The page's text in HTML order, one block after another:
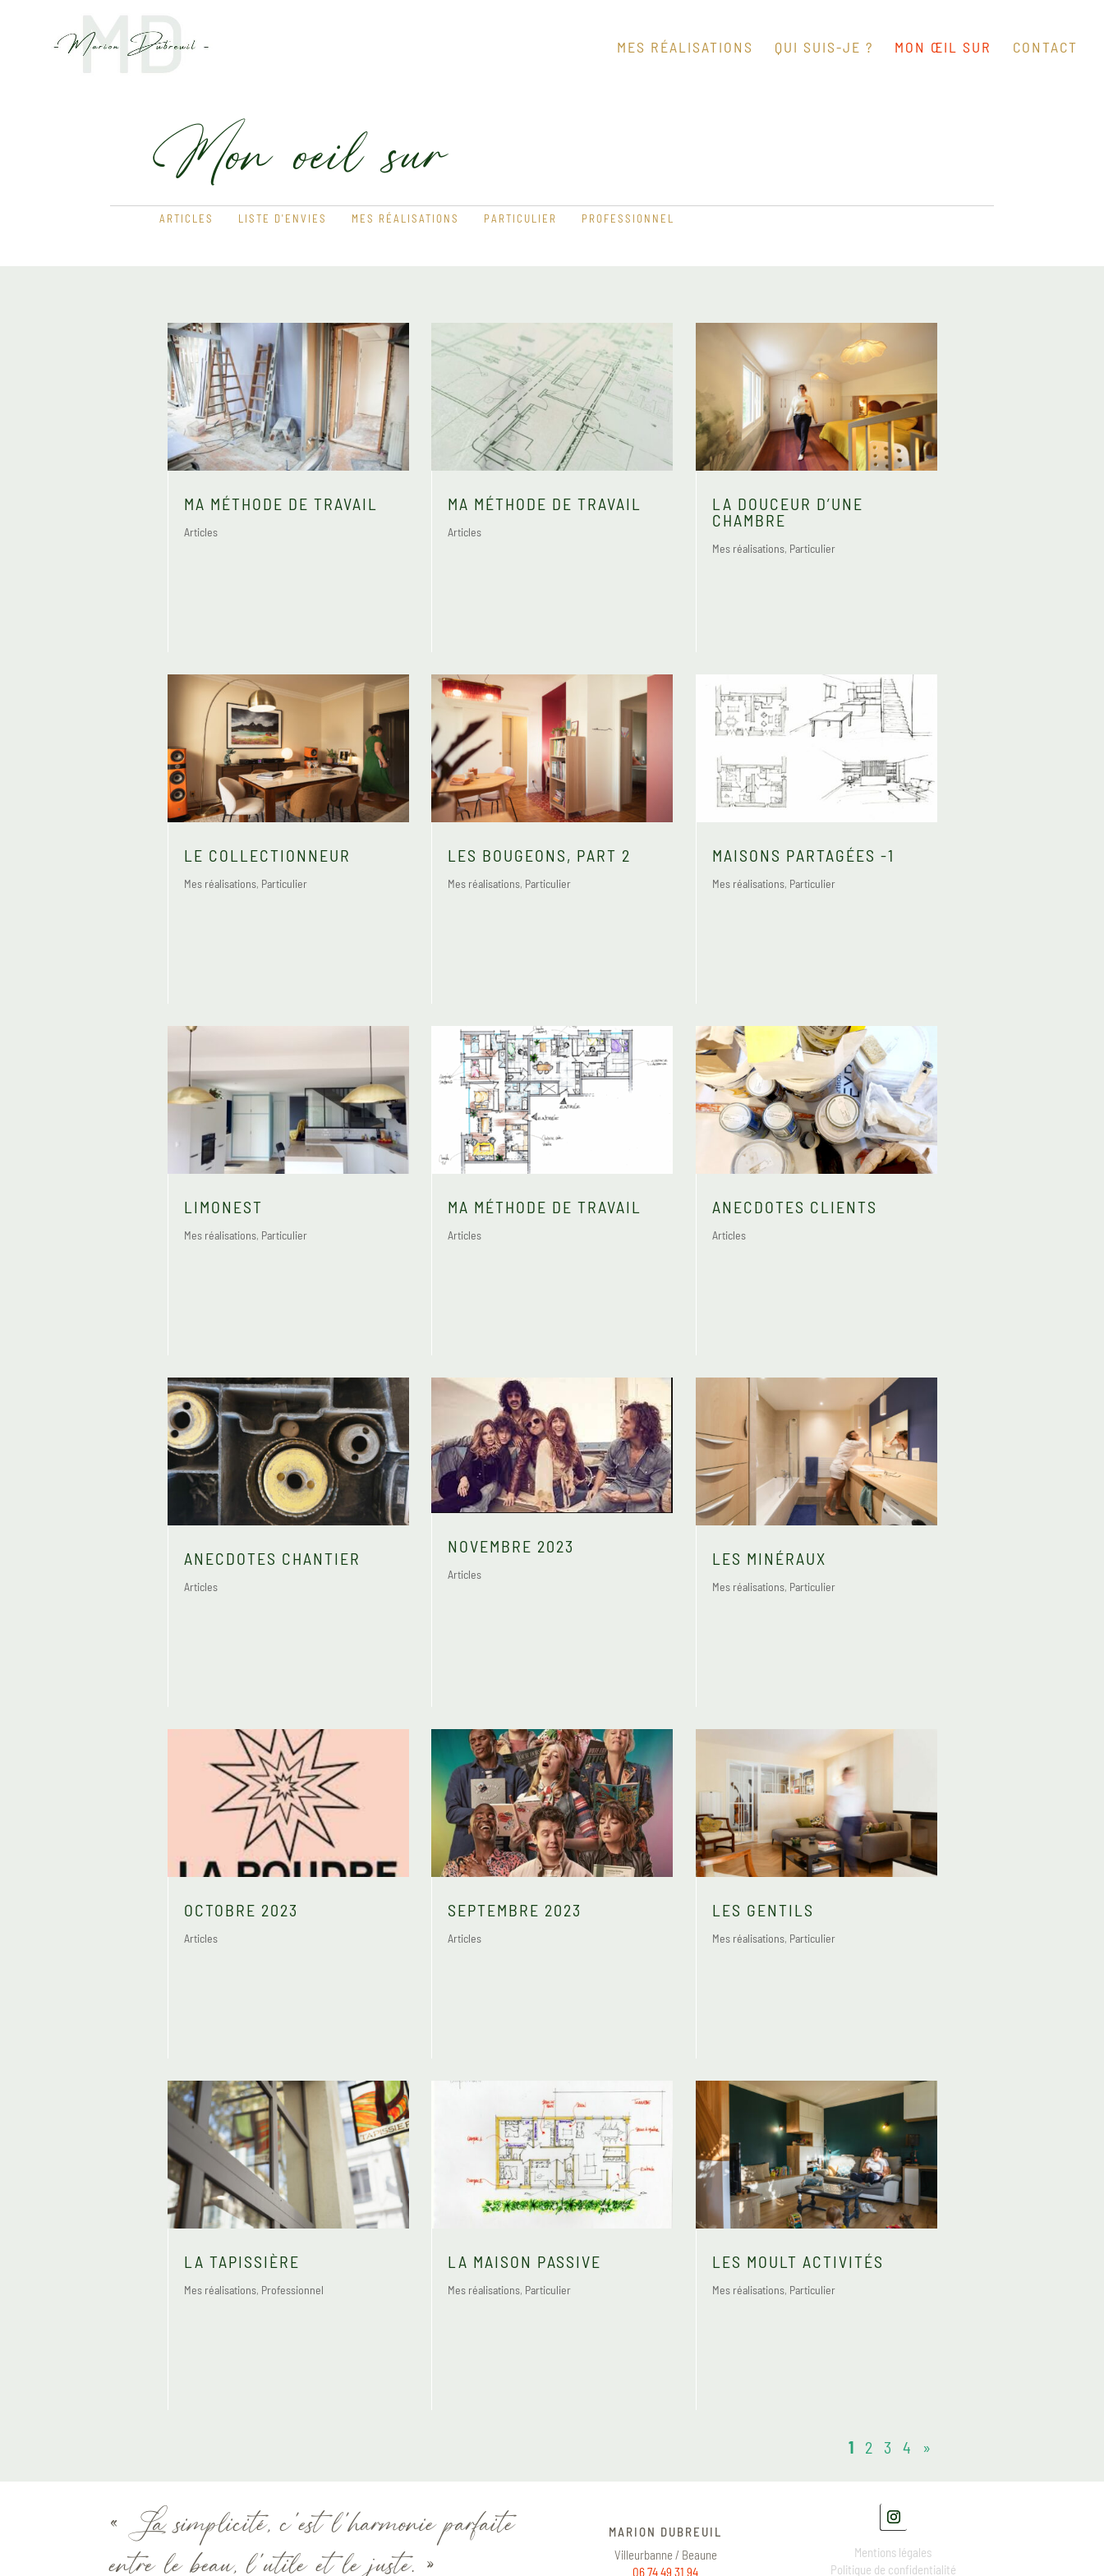
MES RÉALISATIONS QUI SUIS-JE ? MON ŒIL SUR CONTACT
Mon oeil sur
ARTICLES LISTE D'ENVIES MES RÉALISATIONS PARTICULIER PROFESSIONNEL
MA MÉTHODE DE TRAVAIL
Articles
LE COLLECTIONNEUR
Mes réalisations, Particulier
LIMONEST
Mes réalisations, Particulier
ANECDOTES CHANTIER
Articles
OCTOBRE 2023
Articles
LA TAPISSIÈRE
Mes réalisations, Professionnel
MA MÉTHODE DE TRAVAIL
Articles
LES BOUGEONS, PART 2
Mes réalisations, Particulier
MA MÉTHODE DE TRAVAIL
Articles
NOVEMBRE 2023
Articles
SEPTEMBRE 2023
Articles
LA MAISON PASSIVE
Mes réalisations, Particulier
LA DOUCEUR D’UNE
CHAMBRE
Mes réalisations, Particulier
MAISONS PARTAGÉES -1
Mes réalisations, Particulier
ANECDOTES CLIENTS
Articles
LES MINÉRAUX
Mes réalisations, Particulier
LES GENTILS
Mes réalisations, Particulier
LES MOULT ACTIVITÉS
Mes réalisations, Particulier
1 2 3 4 »
« La simplicité, c’est l’harmonie parfaite
entre le beau, l’utile et le juste. »
MARION DUBREUIL
Villeurbanne / Beaune
06 74 49 31 94
Mentions légales
Politique de confidentialité